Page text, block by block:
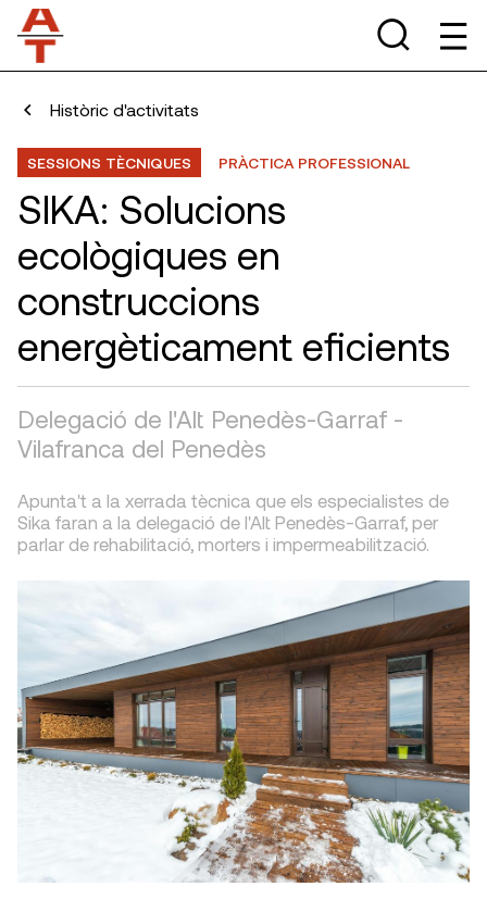
Històric d'activitats
SESSIONS TÈCNIQUES PRÀCTICA PROFESSIONAL
SIKA: Solucions
ecològiques en
construccions
energèticament eficients
Delegació de l'Alt Penedès-Garraf -
Vilafranca del Penedès
Apunta't a la xerrada tècnica que els especialistes de
Sika faran a la delegació de l'Alt Penedès-Garraf, per
parlar de rehabilitació, morters i impermeabilització.